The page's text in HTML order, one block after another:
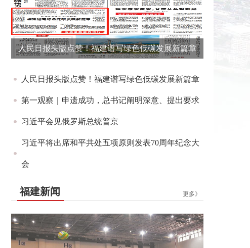
人民日报头版点赞！福建谱写绿色低碳发展新篇章
人民日报头版点赞！福建谱写绿色低碳发展新篇章
第一观察｜申遗成功，总书记阐明深意、提出要求
习近平会见俄罗斯总统普京
习近平将出席和平共处五项原则发表70周年纪念大
会
更多》
福建新闻